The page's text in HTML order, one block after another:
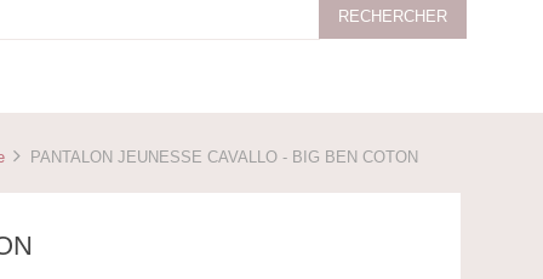
PANTALON JEUNESSE CAVALLO - BIG BEN COTON